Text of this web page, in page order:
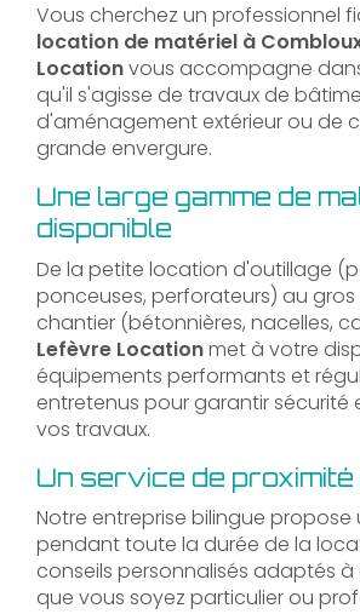
Vous cherchez un professionnel
location de matériel à
Locationvous accompagne
qu'il s'agisse de travaux de
d'aménagement extérieur ou de
grande envergure.
Une large gamme de
disponible
De la petite location d'outillage
ponceuses, perforateurs) au
chantier (bétonnières, nacelles,
Lefèvre Locationmet à votre
équipements performants et
entretenus pour garantir sécurité
vos travaux.
Un service de proximité
Notre entreprise bilingue propose
pendant toute la durée de la
conseils personnalisés adaptés
que vous soyez particulier ou